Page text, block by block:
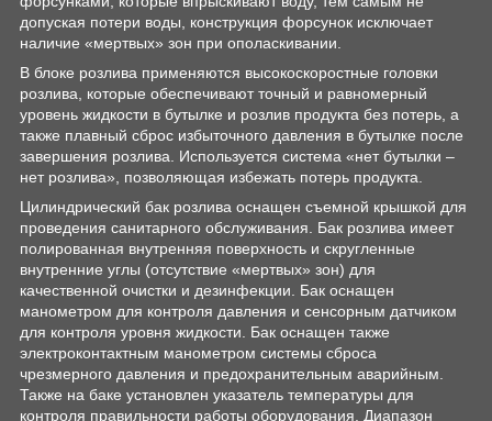
допуская потери воды, конструкция форсунок исключает
наличие «мертвых» зон при ополаскивании.
В блоке розлива применяются высокоскоростные головки
розлива, которые обеспечивают точный и равномерный
уровень жидкости в бутылке и розлив продукта без потерь, а
также плавный сброс избыточного давления в бутылке после
завершения розлива. Используется система «нет бутылки –
нет розлива», позволяющая избежать потерь продукта.
Цилиндрический бак розлива оснащен съемной крышкой для
проведения санитарного обслуживания. Бак розлива имеет
полированная внутренняя поверхность и скругленные
внутренние углы (отсутствие «мертвых» зон) для
качественной очистки и дезинфекции. Бак оснащен
манометром для контроля давления и сенсорным датчиком
для контроля уровня жидкости. Бак оснащен также
электроконтактным манометром системы сброса
чрезмерного давления и предохранительным аварийным.
Также на баке установлен указатель температуры для
контроля правильности работы оборудования. Диапазон